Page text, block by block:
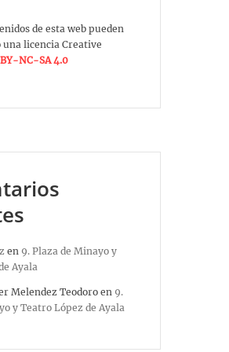
de esta web pueden
licencia Creative
BY-NC-SA 4.0
en 9. Plaza de Minayo y
Ayala
Melendez Teodoro en 9.
y Teatro López de Ayala